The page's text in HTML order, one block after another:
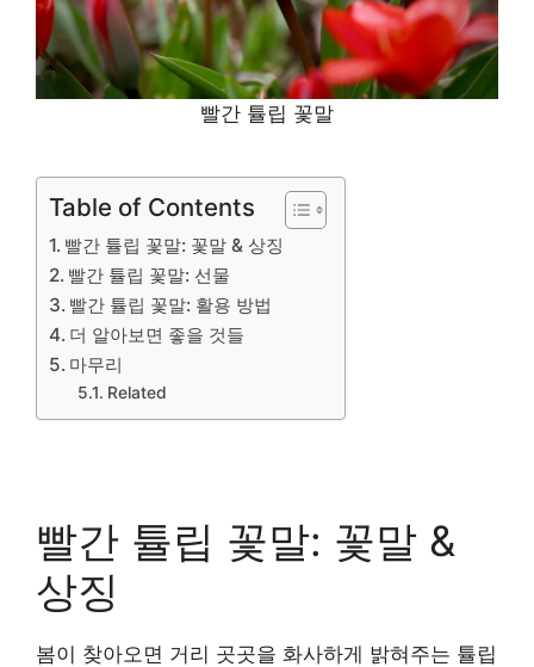
빨간 튤립 꽃말
Table of Contents
빨간 튤립 꽃말: 꽃말 & 상징
빨간 튤립 꽃말: 선물
빨간 튤립 꽃말: 활용 방법
더 알아보면 좋을 것들
마무리
Related
빨간 튤립 꽃말: 꽃말 &
상징
봄이 찾아오면 거리 곳곳을 화사하게 밝혀주는 튤립